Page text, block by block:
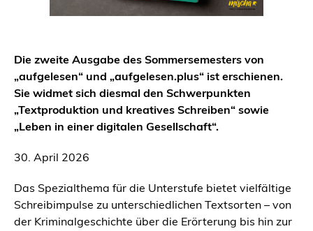
Die zweite Ausgabe des Sommersemesters von
„aufgelesen“ und „aufgelesen.plus“ ist erschienen.
Sie widmet sich diesmal den Schwerpunkten
„Textproduktion und kreatives Schreiben“ sowie
„Leben in einer digitalen Gesellschaft“.
30. April 2026
Das Spezialthema für die Unterstufe bietet vielfältige
Schreibimpulse zu unterschiedlichen Textsorten – von
der Kriminalgeschichte über die Erörterung bis hin zur